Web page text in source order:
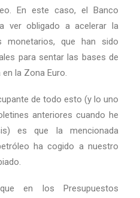
En este caso, el Banco
ver obligado a acelerar la
monetarios, que han sido
para sentar las bases de
la Zona Euro.
de todo esto (y lo uno
anteriores cuando he
es que la mencionada
ha cogido a nuestro
en los Presupuestos